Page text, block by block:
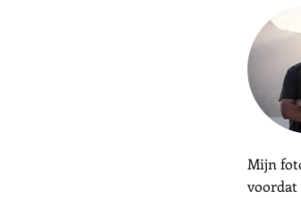
Mijn
voordat